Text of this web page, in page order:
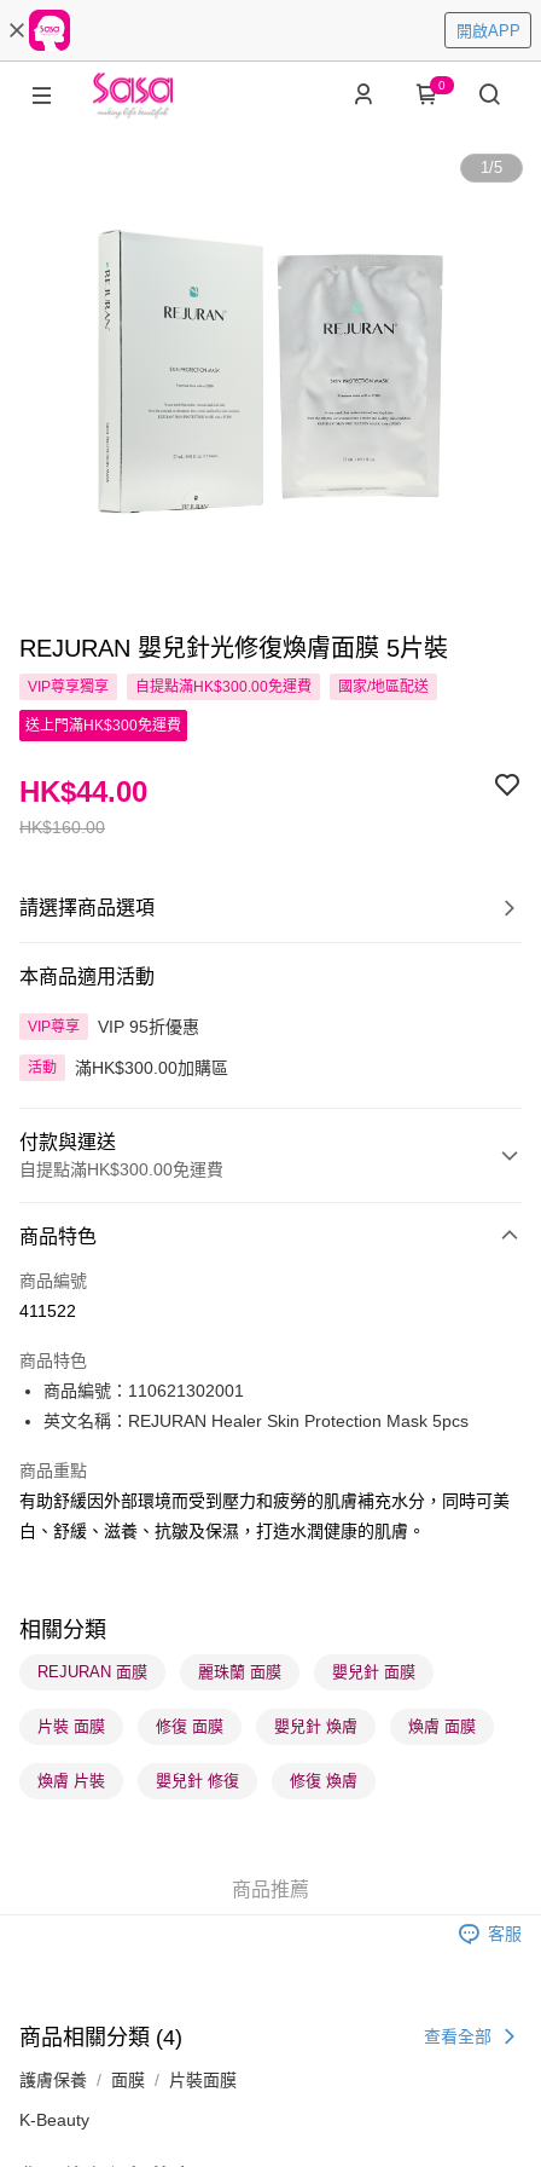
開啟APP
0
1/5
REJURAN 嬰兒針光修復煥膚面膜 5片裝
VIP尊享獨享 自提點滿HK$300.00免運費 國家/地區配送
送上門滿HK$300免運費
HK$160.00
HK$44.00
請選擇商品選項
本商品適用活動
VIP尊享 VIP 95折優惠
活動 滿HK$300.00加購區
付款與運送
自提點滿HK$300.00免運費
信用卡
Apple Pay
PayMe
WeChat Pay
BoC Pay
送貨方式
每筆HK$65.00，滿HK$300.00或以上免運費
確認發貨後1-3 工作天送達，訂單將隨機分配至SF順豐速運或京東
每筆HK$65.00，滿HK$300.00或以上免運費
每筆HK$20.00，滿HK$100.00或以上免運費
(澳門門市) 只顯示可選門市。確認發貨後2-5個工作天到店，3天內
澳門地區配送 - 確認發貨後1-4個工作天送達 運費表
商品特色
商品編號
411522
商品特色
商品編號：110621302001
英文名稱：REJURAN Healer Skin Protection Mask 5pcs
商品重點
有助舒緩因外部環境而受到壓力和疲勞的肌膚補充水分，同時可美
白、舒緩、滋養、抗皺及保濕，打造水潤健康的肌膚。
相關分類
REJURAN 面膜 麗珠蘭 面膜 嬰兒針 面膜
片裝 面膜 修復 面膜 嬰兒針 煥膚 煥膚 面膜
煥膚 片裝 嬰兒針 修復 修復 煥膚
商品推薦
客服
商品相關分類 (4) 查看全部
護膚保養 面膜 片裝面膜
K-Beauty